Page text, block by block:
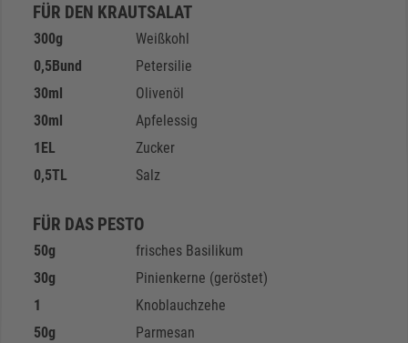
FÜR DEN KRAUTSALAT
300g
Weißkohl
0,5Bund
Petersilie
30ml
Olivenöl
30ml
Apfelessig
1 EL
Zucker
0,5TL Salz
FÜR DAS PESTO
50g
frisches Basilikum
30g
Pinienkerne (geröstet)
1
Knoblauchzehe
50g
Parmesan